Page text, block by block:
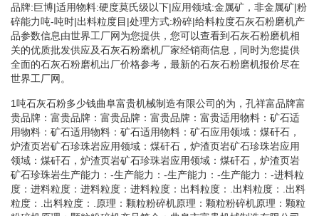
品牌:巨博|适用物料:硬度莫氏级以下|应用领域:金属矿，非金属矿|粉
碎能力吨-吨时|出料粒度目|处理方式:粉碎|给料粒度石灰石粉磨机产
品参数信息由世界工厂网为您提供，您可以查看到石灰石粉磨机相
关的优质批发供应及石灰石粉磨机厂家经销商信息，同时为您提供
全面的石灰石粉磨机出厂价格参考，最新的石灰石粉磨机报价尽在
世界工厂网。
1吨石灰石粉多少钱曲阜富贵机械制造有限公司的为，孔祥富品牌富
贵品牌：富贵品牌：富贵品牌：富贵品牌：富贵适用物料：矿石适
用物料：矿石适用物料：矿石适用物料：矿石应用领域：煤矸石，
炉渣页岩矿石珍珠岩应用领域：煤矸石，炉渣页岩矿石珍珠岩应用
领域：煤矸石，炉渣页岩矿石珍珠岩应用领域：煤矸石，炉渣页岩
矿石珍珠岩生产能力：-生产能力：-生产能力：-生产能力：-进料粒
度：进料粒度：进料粒度：进料粒度：出料粒度：.出料粒度：.出料
粒度：.出料粒度：.原理：颗粒粉碎机原理：颗粒粉碎机原理：颗粒